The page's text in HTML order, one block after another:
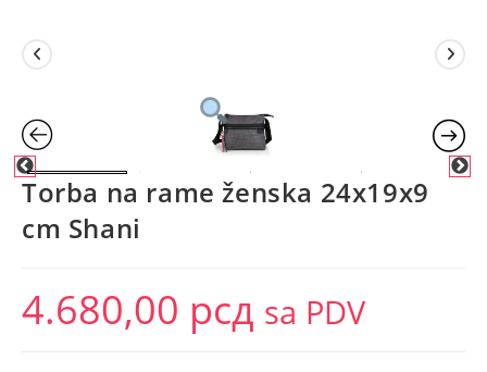
Torba na rame ženska 24x19x9
cm Shani
4.680,00 рсд sa PDV